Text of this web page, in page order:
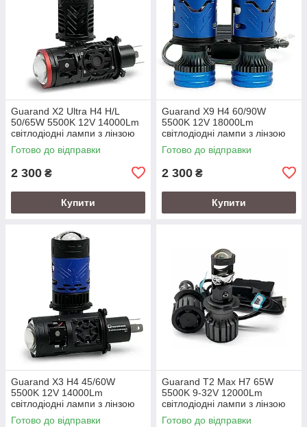
Guarand X2 Ultra H4 H/L
50/65W 5500K 12V 14000Lm
світлодіодні лампи з лінзою
Готово до відправки
2 300 ₴
Купити
Guarand X9 H4 60/90W
5500K 12V 18000Lm
світлодіодні лампи з лінзою
Готово до відправки
2 300 ₴
Купити
Guarand X3 H4 45/60W
5500K 12V 14000Lm
світлодіодні лампи з лінзою
Готово до відправки
Guarand T2 Max H7 65W
5500K 9-32V 12000Lm
світлодіодні лампи з лінзою
Готово до відправки